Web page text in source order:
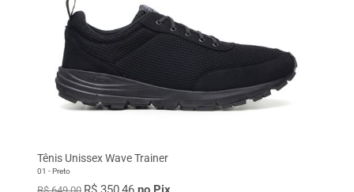
Tênis Unissex Wave Trainer
01 - Preto